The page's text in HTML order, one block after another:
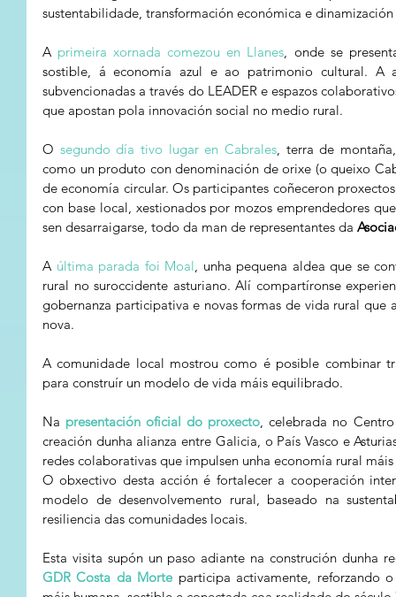
sustentabilidade, transformación económica e
A primeira xornada comezou en Llanes , onde se
sostible, á economía azul e ao patrimonio cultural. A
subvencionadas a través do LEADER e espazos
que apostan pola innovación social no medio rural.
O segundo día tivo lugar en Cabrales, terra de
como un produto con denominación de orixe (o queixo
de economía circular. Os participantes coñeceron
con base local, xestionados por mozos emprendedores
sen desarraigarse, todo da man de representantes da
A última parada foi Moal , unha pequena aldea que se
rural no suroccidente asturiano. Alí compartíronse
gobernanza participativa e novas formas de vida rural
nova.
A comunidade local mostrou como é posible combinar
para construír un modelo de vida máis equilibrado.
Na presentación oficial do proxecto , celebrada no
creación dunha alianza entre Galicia, o País Vasco e
redes colaborativas que impulsen unha economía rural
O obxectivo desta acción é fortalecer a cooperación
modelo de desenvolvemento rural, baseado na
resiliencia das comunidades locais.
GDR Costa da Morte participa activamente, reforzando